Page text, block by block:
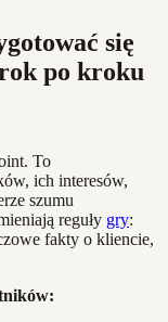
się
po kroku
To
ich interesów,
szumu
reguły gry:
fakty o kliencie,